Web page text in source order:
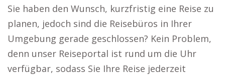
Sie haben den Wunsch, kurzfristig eine Reise zu
planen, jedoch sind die Reisebüros in Ihrer
Umgebung gerade geschlossen? Kein Problem,
denn unser Reiseportal ist rund um die Uhr
verfügbar, sodass Sie Ihre Reise jederzeit